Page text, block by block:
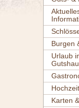
Burgen
Urlaub
Karten